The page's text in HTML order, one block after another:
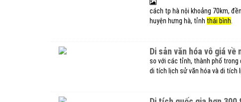
cách tp hà nội khoảng 70km,
huyện hưng hà, tỉnh thái bình
di sản văn hóa vô giá về
so với các tỉnh, thành phố trong
di tích lịch sử văn hóa và di tích